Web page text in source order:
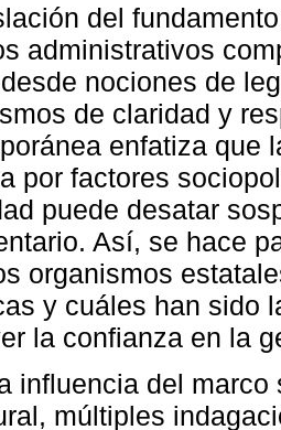
del
administrativos
nociones de
de claridad y
enfatiza que
por factores
puede desatar
Así, se hace
organismos
y cuáles han sido
la confianza en la
influencia del
múltiples